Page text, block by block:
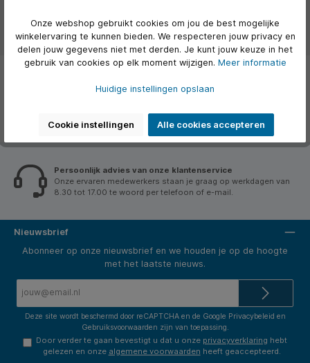
Beoordelingen
Persoonlijk advies van onze klantenservice
Onze ervaren medewerkers staan je graag op werkdagen van
8.30 tot 17.00 te woord per telefoon of e-mail.
Nieuwsbrief
Abonneer op onze nieuwsbrief en we houden je op de hoogte
met het laatste nieuws.
Deze site wordt beschermd door reCAPTCHA en de Google Privacybeleid en
Gebruiksvoorwaarden zijn van toepassing.
Door verder te gaan bevestigt u dat u onze privacyverklaring hebt
gelezen en onze algemene voorwaarden heeft geaccepteerd.
Onze webshop gebruikt cookies om jou de best mogelijke
winkelervaring te kunnen bieden. We respecteren jouw privacy en
delen jouw gegevens niet met derden. Je kunt jouw keuze in het
gebruik van cookies op elk moment wijzigen. Meer informatie
Huidige instellingen opslaan
Cookie instellingen Alle cookies accepteren